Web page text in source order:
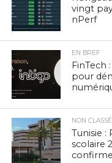
vingt
nPerf
EN BREF
FinTech
pour
NON CLASSÉ
Tunisie :
scolaire